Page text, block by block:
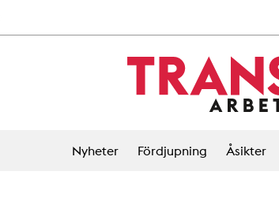
Nyheter Fördjupning Åsikter